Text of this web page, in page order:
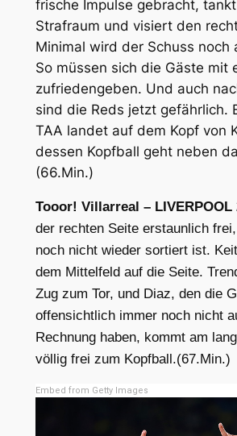
frische Impulse gebracht,
Strafraum und visiert den
Minimal wird der Schuss noch
So müssen sich die Gäste mit
zufriedengeben. Und auch
sind die Reds jetzt gefährlich.
TAA landet auf dem Kopf von
dessen Kopfball geht neben
(66.Min.)
Tooor! Villarreal – LIVERPOOL
der rechten Seite erstaunlich
noch nicht wieder sortiert ist.
dem Mittelfeld auf die Seite.
Zug zum Tor, und Diaz, den die
offensichtlich immer noch nicht
Rechnung haben, kommt am
völlig frei zum Kopfball.(67.Min.)
Embed from Getty Images